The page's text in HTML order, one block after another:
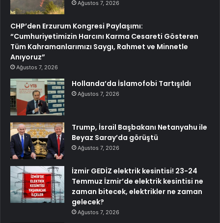
Ağustos 7, 2026
CHP’den Erzurum Kongresi Paylaşımı:
“Cumhuriyetimizin Harcını Karma Cesareti Gösteren
Tüm Kahramanlarımızı Saygı, Rahmet ve Minnetle
Anıyoruz”
Ağustos 7, 2026
Hollanda’da İslamofobi Tartışıldı
Ağustos 7, 2026
Trump, İsrail Başbakanı Netanyahu ile
Beyaz Saray’da görüştü
Ağustos 7, 2026
İzmir GEDİZ elektrik kesintisi! 23-24
Temmuz İzmir’de elektrik kesintisi ne
zaman bitecek, elektrikler ne zaman
gelecek?
Ağustos 7, 2026